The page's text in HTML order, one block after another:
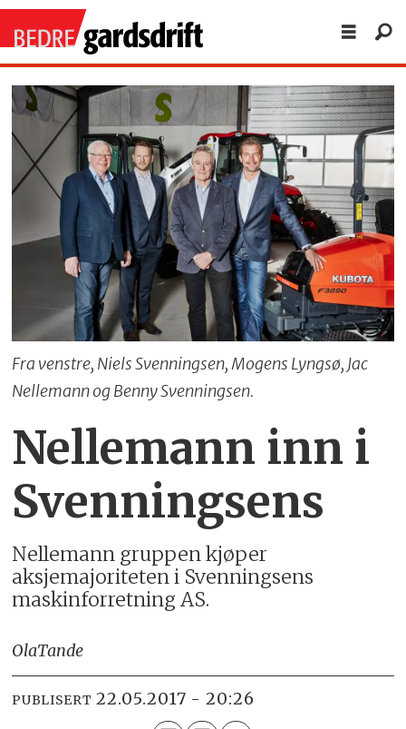
Fra venstre, Niels Svenningsen, Mogens Lyngsø, Jac
Nellemann og Benny Svenningsen.
Nellemann inn i
Svenningsens
Nellemann gruppen kjøper
aksjemajoriteten i Svenningsens
maskinforretning AS.
OlaTande
PUBLISERT 22.05.2017 - 20:26